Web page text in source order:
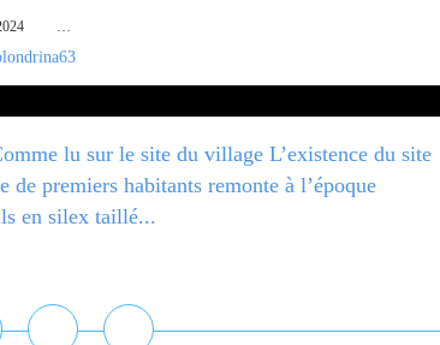
…
lu sur le site du village L’existence du site
de premiers habitants remonte à l’époque
en silex taillé...